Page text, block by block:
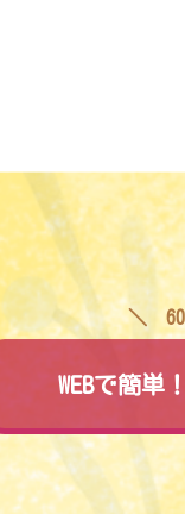
WEBで簡単